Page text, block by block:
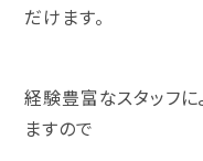
だけます。
経験豊富なスタッフ
ますので